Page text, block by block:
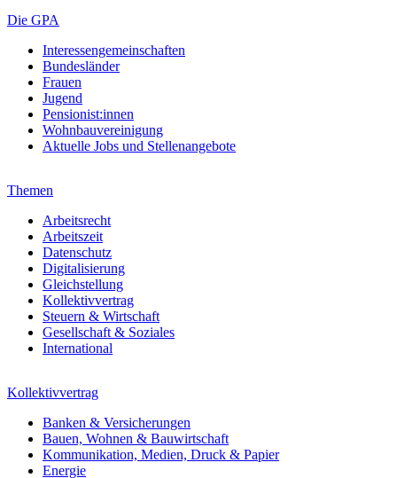
Die GPA
Interessengemeinschaften
Bundesländer
Frauen
Jugend
Pensionist:innen
Wohnbauvereinigung
Aktuelle Jobs und Stellenangebote
Themen
Arbeitsrecht
Arbeitszeit
Datenschutz
Digitalisierung
Gleichstellung
Kollektivvertrag
Steuern & Wirtschaft
Gesellschaft & Soziales
International
Kollektivvertrag
Banken & Versicherungen
Bauen, Wohnen & Bauwirtschaft
Kommunikation, Medien, Druck & Papier
Energie